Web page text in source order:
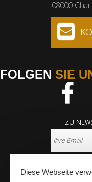
08000
FOLGEN SIE
ZU
Diese Webseite